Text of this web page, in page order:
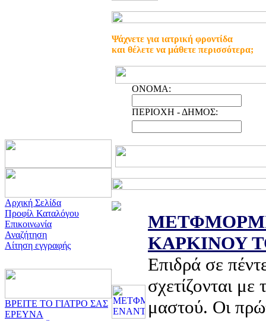
Αρχική Σελίδα
Προφίλ Καταλόγου
Επικοινωνία
Αναζήτηση
Αίτηση εγγραφής
ΒΡΕΙΤΕ ΤΟ ΓΙΑΤΡΟ ΣΑΣ
ΕΡΕΥΝΑ
Ψάχνετε για ιατρική φροντίδα
και θέλετε να μάθετε περισσότερα;
ONOMA:
ΠΕΡΙΟΧΗ - ΔΗΜΟΣ:
ΚΑΡΚΙΝΟΥ
Επιδρά σε
σχετίζονται
μαστού. Οι